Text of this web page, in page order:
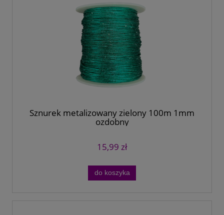
Sznurek metalizowany zielony 100m 1mm
ozdobny
15,99 zł
do koszyka